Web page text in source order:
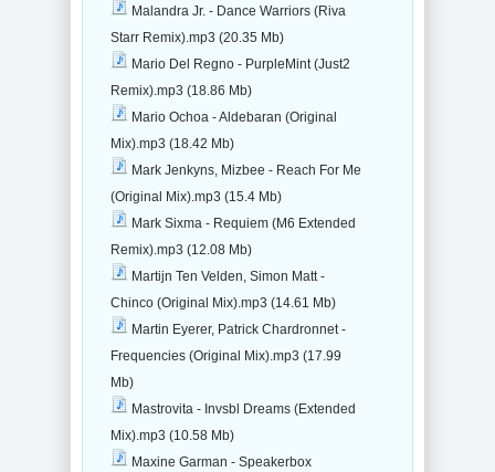
Malandra Jr. - Dance Warriors (Riva
Starr Remix).mp3 (20.35 Mb)
Mario Del Regno - PurpleMint (Just2
Remix).mp3 (18.86 Mb)
Mario Ochoa - Aldebaran (Original
Mix).mp3 (18.42 Mb)
Mark Jenkyns, Mizbee - Reach For Me
(Original Mix).mp3 (15.4 Mb)
Mark Sixma - Requiem (M6 Extended
Remix).mp3 (12.08 Mb)
Martijn Ten Velden, Simon Matt -
Chinco (Original Mix).mp3 (14.61 Mb)
Martin Eyerer, Patrick Chardronnet -
Frequencies (Original Mix).mp3 (17.99
Mb)
Mastrovita - Invsbl Dreams (Extended
Mix).mp3 (10.58 Mb)
Maxine Garman - Speakerbox